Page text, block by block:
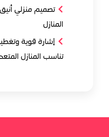
تصميم منزلي
المنازل
إشارة قوية
تناسب المنازل